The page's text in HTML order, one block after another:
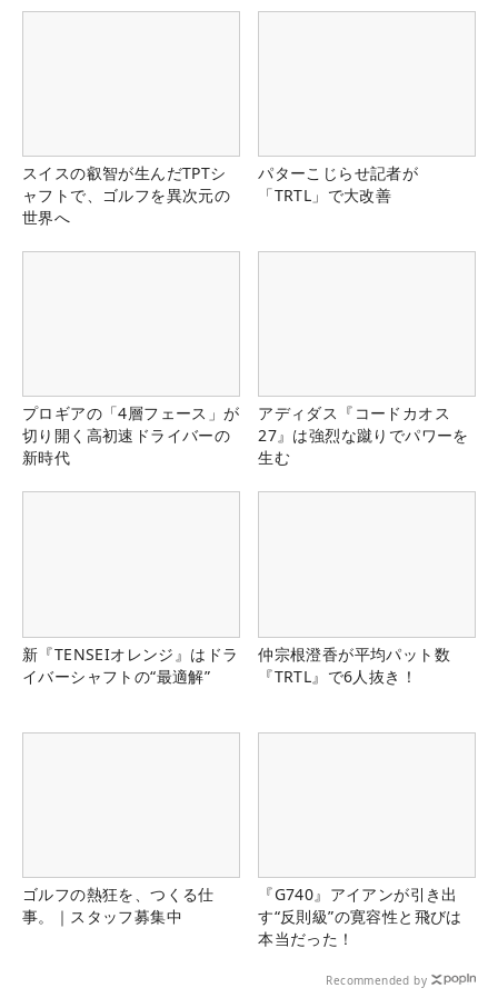
スイスの叡智が生んだTPTシ
ャフトで、ゴルフを異次元の
世界へ
パターこじらせ記者が
「TRTL」で大改善
プロギアの「4層フェース」が
切り開く高初速ドライバーの
新時代
アディダス『コードカオス
27』は強烈な蹴りでパワーを
生む
新『TENSEIオレンジ』はドラ
イバーシャフトの“最適解”
仲宗根澄香が平均パット数
『TRTL』で6人抜き！
ゴルフの熱狂を、つくる仕
事。｜スタッフ募集中
『G740』アイアンが引き出
す“反則級”の寛容性と飛びは
本当だった！
Recommended by